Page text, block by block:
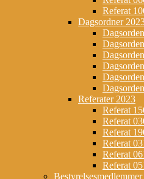
Referat
Dagsordner
Referater 2023
Referat
Referat
Referat
Referat
Referat
Referat
Bestyrelsesmedlemmer